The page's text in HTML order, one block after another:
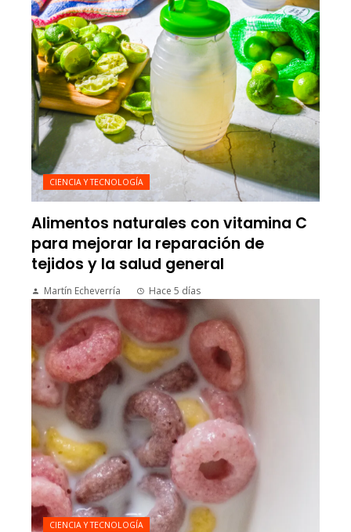
CIENCIA Y TECNOLOGÍA
Alimentos naturales con vitamina C
para mejorar la reparación de
tejidos y la salud general
Martín Echeverría Hace 5 días
CIENCIA Y TECNOLOGÍA